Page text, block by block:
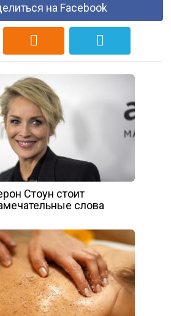
на Facebook
Стоун стоит
слова